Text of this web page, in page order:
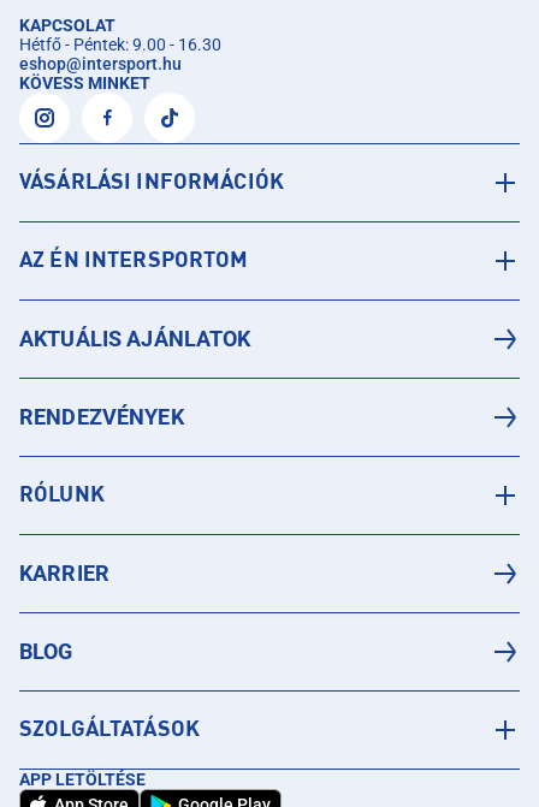
KAPCSOLAT
Hétfő - Péntek: 9.00 - 16.30
eshop@intersport.hu
KÖVESS MINKET
VÁSÁRLÁSI INFORMÁCIÓK
AZ ÉN INTERSPORTOM
AKTUÁLIS AJÁNLATOK
RENDEZVÉNYEK
RÓLUNK
KARRIER
BLOG
SZOLGÁLTATÁSOK
APP LETÖLTÉSE